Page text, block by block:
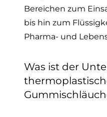
Bereichen zum
bis hin zum
Pharma- und
Was ist der